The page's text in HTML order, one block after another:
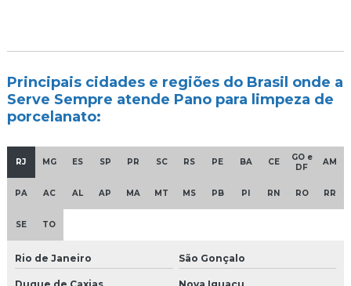
Principais cidades e regiões do Brasil onde a
Serve Sempre atende Pano para limpeza de
porcelanato:
RJ MG ES SP PR SC RS PE BA CE
GO e
DF
AM
PA AC AL AP MA MT MS PB PI RN RO RR
SE TO
Rio de Janeiro São Gonçalo